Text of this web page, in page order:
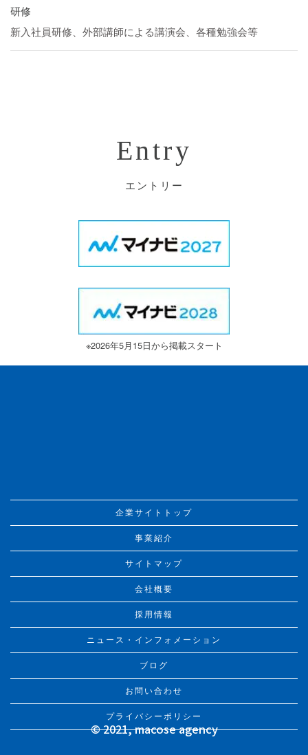
研修
新入社員研修、外部講師による講演会、各種勉強会等
Entry
エントリー
※2026年5月15日から掲載スタート
企業サイトトップ
事業紹介
サイトマップ
会社概要
採用情報
ニュース・インフォメーション
ブログ
お問い合わせ
プライバシーポリシー
©︎ 2021, macose agency